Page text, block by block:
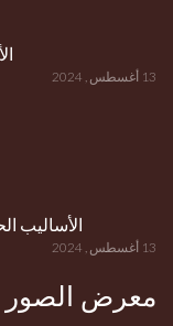
13 أغسطس , 2024
الأساليب
13 أغسطس , 2024
معرض الصور